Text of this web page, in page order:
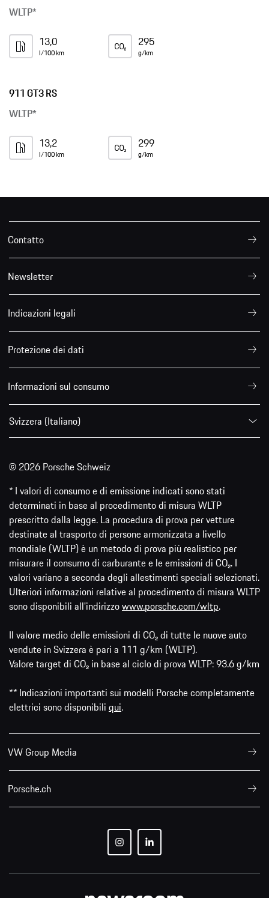
WLTP*
13,0
l/100 km
295
g/km
911 GT3 RS
WLTP*
13,2
l/100 km
299
g/km
Contatto
Newsletter
Indicazioni legali
Protezione dei dati
Informazioni sul consumo
Svizzera (Italiano)
© 2026 Porsche Schweiz
* I valori di consumo e di emissione indicati sono stati
determinati in base al procedimento di misura WLTP
prescritto dalla legge. La procedura di prova per vetture
destinate al trasporto di persone armonizzata a livello
mondiale (WLTP) è un metodo di prova più realistico per
misurare il consumo di carburante e le emissioni di CO₂. I
valori variano a seconda degli allestimenti speciali selezionati.
Ulteriori informazioni relative al procedimento di misura WLTP
sono disponibili all'indirizzowww.porsche.com/wltp.
Il valore medio delle emissioni di CO₂ di tutte le nuove auto
vendute in Svizzera è pari a 111 g/km (WLTP).
Valore target di CO₂ in base al ciclo di prova WLTP: 93.6 g/km
** Indicazioni importanti sui modelli Porsche completamente
elettrici sono disponibili qui.
VW Group Media
Porsche.ch